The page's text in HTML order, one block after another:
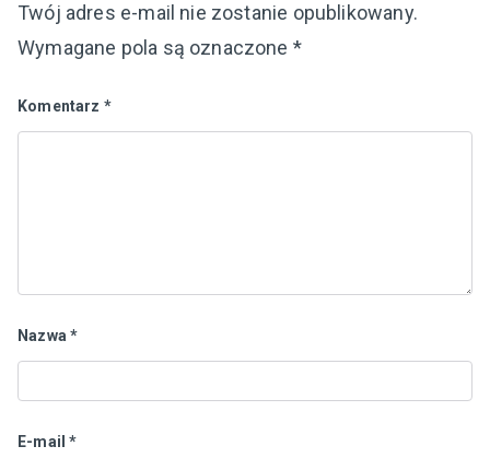
Twój adres e-mail nie zostanie opublikowany.
Wymagane pola są oznaczone *
Komentarz *
Nazwa*
E-mail*